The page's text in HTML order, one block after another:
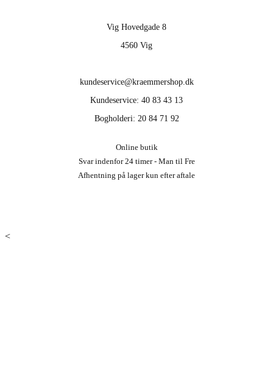
Vig Hovedgade 8
4560 Vig
kundeservice@kraemmershop.dk
Kundeservice: 40 83 43 13
Bogholderi: 20 84 71 92
Online butik
Svar indenfor 24 timer - Man til Fre
Afhentning på lager kun efter aftale
<